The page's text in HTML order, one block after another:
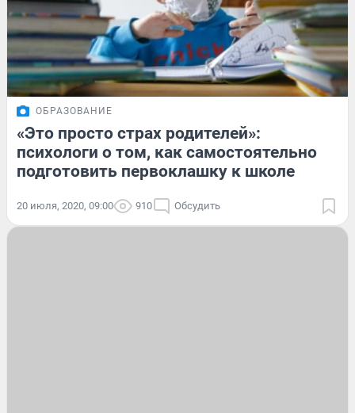
ОБРАЗОВАНИЕ
«Это просто страх родителей»:
психологи о том, как самостоятельно
подготовить первоклашку к школе
20 июля, 2020, 09:00 910 Обсудить